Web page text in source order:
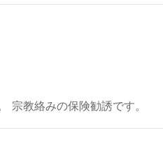
宗教絡みの保険勧誘です。